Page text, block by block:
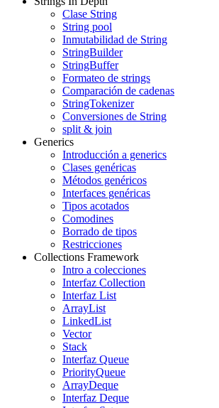
Clase String
String pool
Inmutabilidad de String
StringBuilder
StringBuffer
Formateo de strings
Comparación de cadenas
StringTokenizer
Conversiones de String
split & join
Generics
Introducción a generics
Clases genéricas
Métodos genéricos
Interfaces genéricas
Tipos acotados
Comodines
Borrado de tipos
Restricciones
Collections Framework
Intro a colecciones
Interfaz Collection
Interfaz List
ArrayList
LinkedList
Vector
Stack
Interfaz Queue
PriorityQueue
ArrayDeque
Interfaz Deque